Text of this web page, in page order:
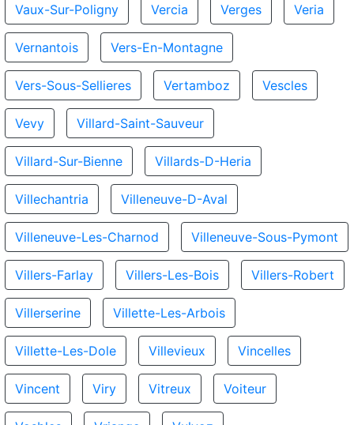
Vaux-Sur-Poligny Vercia Verges Veria
Vernantois Vers-En-Montagne
Vers-Sous-Sellieres Vertamboz Vescles
Vevy Villard-Saint-Sauveur
Villard-Sur-Bienne Villards-D-Heria
Villechantria Villeneuve-D-Aval
Villeneuve-Les-Charnod Villeneuve-Sous-Pymont
Villers-Farlay Villers-Les-Bois Villers-Robert
Villerserine Villette-Les-Arbois
Villette-Les-Dole Villevieux Vincelles
Vincent Viry Vitreux Voiteur